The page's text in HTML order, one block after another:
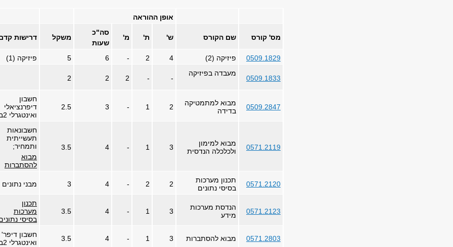
אופן ההוראה
מס' קורס שם הקורס ש' ת' מ'
סה"כ
שעות
משקל דרישות
0509.1829 פיזיקה (2) 4
2
-
6
5 פיזיקה (1)
0509.1833
מעבדה בפיזיקה
-
-
2
2
2
0509.2847
מבוא למתמטיקה
בדידה
2
1
-
3
2.5
חשבון
דיפרנציאלי
ואינטגרלי 2ב
0571.2119
מבוא למימון
ולכלכלה הנדסית
3
1
-
4
3.5
חשבונאות
תעשייתית
ותמחיר;
מבוא
להסתברות
0571.2120
תכנון מערכות
בסיסי נתונים
2
2
-
4
3 מבני נתונים
0571.2123
הנדסת מערכות
מידע
3
1
-
4
3.5
תכנון
מערכות
בסיסי
0571.2803 מבוא להסתברות 3
1
-
4
3.5
חשבון דיפר'
ואינטגרלי 2ב